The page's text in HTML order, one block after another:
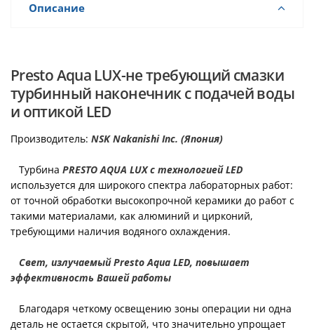
Описание
Presto Aqua LUX-не требующий смазки
турбинный наконечник с подачей воды
и оптикой LED
Производитель: NSK Nakanishi Inc. (Япония)
Турбина PRESTO AQUA LUX с технологией LED
используется для широкого спектра лабораторных работ:
от точной обработки высокопрочной керамики до работ с
такими материалами, как алюминий и цирконий,
требующими наличия водяного охлаждения.
Свет, излучаемый Presto Aqua LED, повышает
эффективность Вашей работы
Благодаря четкому освещению зоны операции ни одна
деталь не остается скрытой, что значительно упрощает